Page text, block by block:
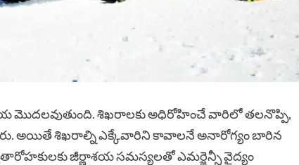
మొదలవుతుంది. శిఖరాలకు అధిరోహించే వారిలో తలనొప్పి,
అయితే శిఖరాల్ని ఎక్కేవారిని కావాలనే అనారోగ్యం బారిన
జీర్ణాశయ సమస్యలతో ఎమర్జెన్సీ వైద్యం